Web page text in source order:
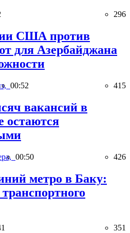
296
США против
для Азербайджана
00:52 415
вакансий в
остаются
00:50 426
метро в Баку:
351